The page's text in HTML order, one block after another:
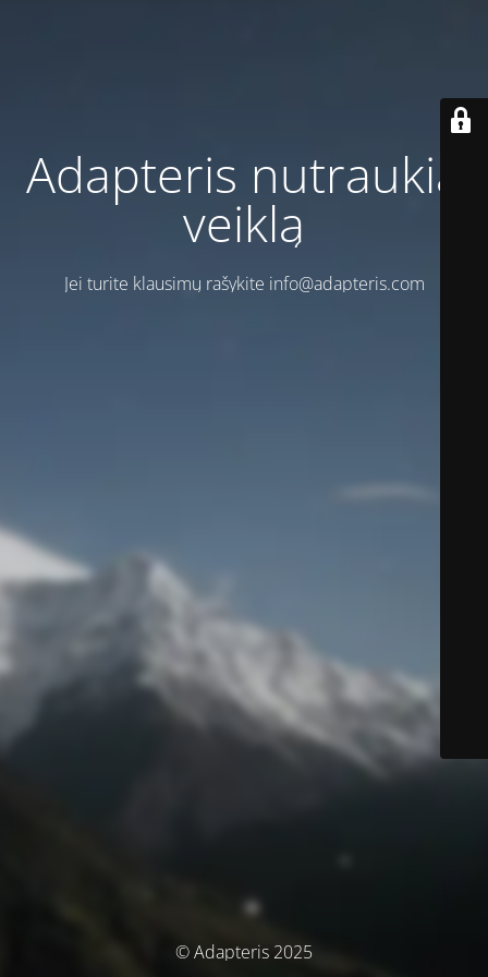
Adapteris nutraukia
veiklą
Jei turite klausimų rašykite info@adapteris.com
© Adapteris 2025